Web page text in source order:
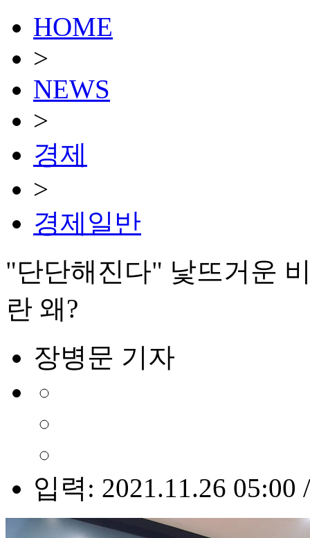
HOME
>
NEWS
>
경제
>
경제일반
"단단해진다" 낯뜨거운
란 왜?
장병문 기자
입력: 2021.11.26 05:00